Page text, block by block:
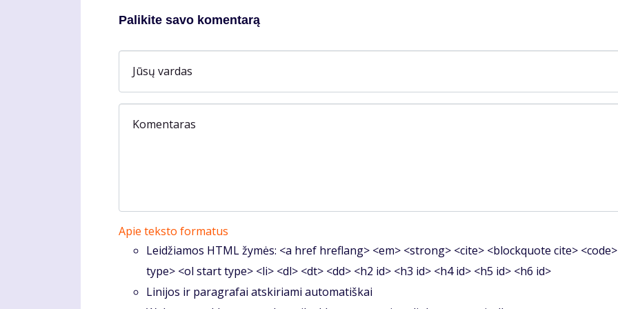
Palikite savo komentarą
Jūsų vardas
Komentaras
Apie teksto formatus
Leidžiamos HTML žymės: <a href hreflang> <em> <strong> <cite> <blockquote cite>
type> <ol start type> <li> <dl> <dt> <dd> <h2 id> <h3 id> <h4 id> <h5 id> <h6 id>
Linijos ir paragrafai atskiriami automatiškai